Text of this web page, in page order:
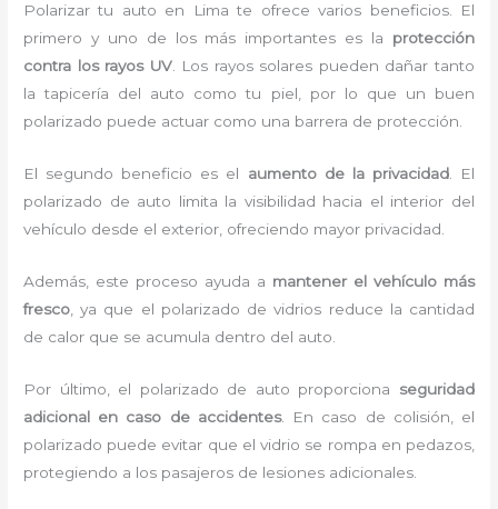
Polarizar tu auto en Lima te ofrece varios beneficios. El
primero y uno de los más importantes es la protección
contra los rayos UV. Los rayos solares pueden dañar tanto
la tapicería del auto como tu piel, por lo que un buen
polarizado puede actuar como una barrera de protección.
El segundo beneficio es el aumento de la privacidad. El
polarizado de auto limita la visibilidad hacia el interior del
vehículo desde el exterior, ofreciendo mayor privacidad.
Además, este proceso ayuda a mantener el vehículo más
fresco, ya que el polarizado de vidrios reduce la cantidad
de calor que se acumula dentro del auto.
Por último, el polarizado de auto proporciona seguridad
adicional en caso de accidentes. En caso de colisión, el
polarizado puede evitar que el vidrio se rompa en pedazos,
protegiendo a los pasajeros de lesiones adicionales.